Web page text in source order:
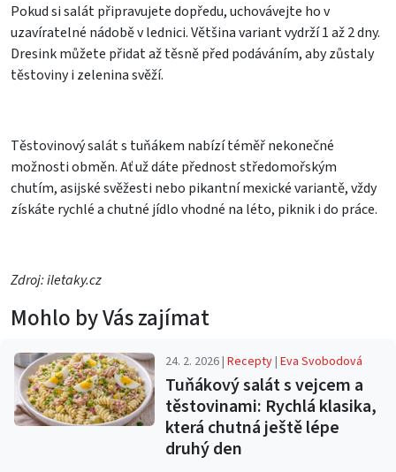
Pokud si salát připravujete dopředu, uchovávejte ho v
uzavíratelné nádobě v lednici. Většina variant vydrží 1 až 2 dny.
Dresink můžete přidat až těsně před podáváním, aby zůstaly
těstoviny i zelenina svěží.
Těstovinový salát s tuňákem nabízí téměř nekonečné
možnosti obměn. Ať už dáte přednost středomořským
chutím, asijské svěžesti nebo pikantní mexické variantě, vždy
získáte rychlé a chutné jídlo vhodné na léto, piknik i do práce.
Zdroj: iletaky.cz
Mohlo by Vás zajímat
24. 2. 2026 |Recepty|Eva Svobodová
Tuňákový salát s vejcem a
těstovinami: Rychlá klasika,
která chutná ještě lépe
druhý den